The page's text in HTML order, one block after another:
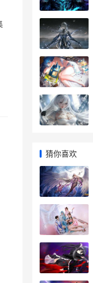
猜你喜欢